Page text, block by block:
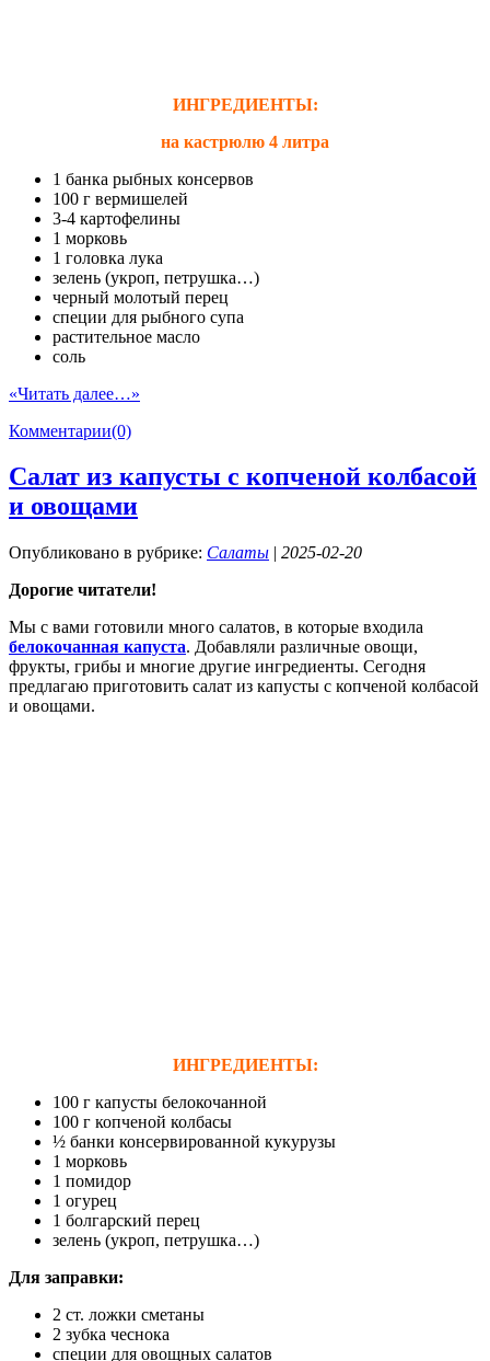
ИНГРЕДИЕНТЫ:
на кастрюлю 4 литра
1 банка рыбных консервов
100 г вермишелей
3-4 картофелины
1 морковь
1 головка лука
зелень (укроп, петрушка…)
черный молотый перец
специи для рыбного супа
растительное масло
соль
«Читать далее…»
Комментарии(0)
Салат из капусты с копченой колбасой
и овощами
Опубликовано в рубрике: Салаты | 2025-02-20
Дорогие читатели!
Мы с вами готовили много салатов, в которые входила
белокочанная капуста. Добавляли различные овощи,
фрукты, грибы и многие другие ингредиенты. Сегодня
предлагаю приготовить салат из капусты с копченой колбасой
и овощами.
ИНГРЕДИЕНТЫ:
100 г капусты белокочанной
100 г копченой колбасы
½ банки консервированной кукурузы
1 морковь
1 помидор
1 огурец
1 болгарский перец
зелень (укроп, петрушка…)
Для заправки:
2 ст. ложки сметаны
2 зубка чеснока
специи для овощных салатов